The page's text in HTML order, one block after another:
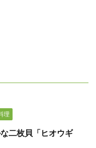
理
二枚貝「ヒオウギ